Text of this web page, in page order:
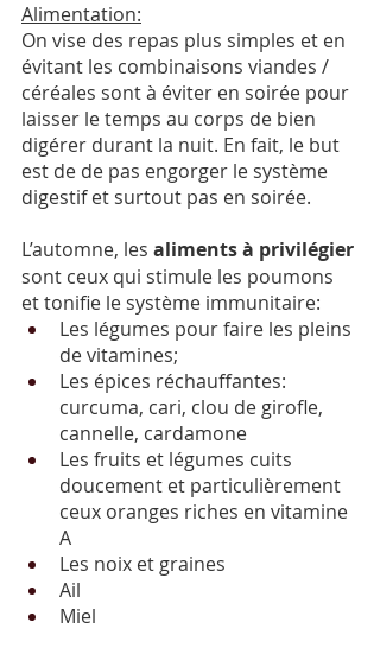
Alimentation:
On vise des repas plus simples et en
évitant les combinaisons viandes /
céréales sont à éviter en soirée pour
laisser le temps au corps de bien
digérer durant la nuit. En fait, le but
est de de pas engorger le système
digestif et surtout pas en soirée.
L’automne, les aliments à privilégier
sont ceux qui stimule les poumons
et tonifie le système immunitaire:
Les légumes pour faire les pleins
de vitamines;
Les épices réchauffantes:
curcuma, cari, clou de girofle,
cannelle, cardamone
Les fruits et légumes cuits
doucement et particulièrement
ceux oranges riches en vitamine
A
Les noix et graines
Ail
Miel